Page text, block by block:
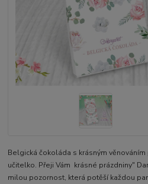
Belgická čokoláda s krásným
učitelko. Přeji Vám krásné prázdniny"
milou pozornost, která potěší každou